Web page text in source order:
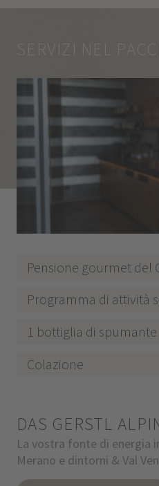
SERVIZI NEL
Pensione gourmet del
Programma di attività
1 bottiglia di spumante
Colazione
DAS GERSTL
La vostra fonte di energia
Merano e dintorni & Val